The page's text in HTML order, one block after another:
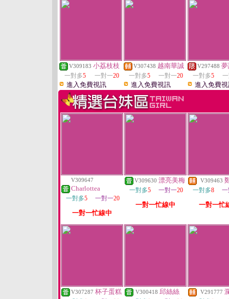
V309183 小荔枝枝
一對多5 一對一20
進入免費視訊
V307438 越南華誠
一對多5 一對一20
進入免費視訊
V297488
一對多5
進入免費
V309647
Charlottea
一對多5 一對一20
一對一忙線中
V309630 漂亮美梅
一對多5 一對一20
一對一忙線中
V309463
一對多8
一對一忙
V307287 杯子蛋糕 V300418 邱絲絲 V291777